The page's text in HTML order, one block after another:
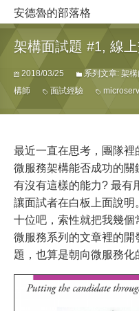
安德魯的部落格
架構面試題 #1, 線
2018/03/25 系列文章: 架
構師
面試經驗
最近一直在思考，團隊
微服務架構能否成功的
有沒有這樣的能力? 最有
讓面試者在白板上面說
十位吧，索性就把我幾
微服務系列的文章裡的開
題，也算是朝向微服務化